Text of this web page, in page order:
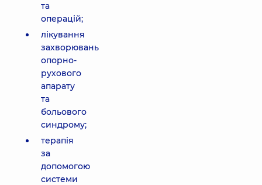
та
операцій;
лікування
захворювань
опорно-
рухового
апарату
та
больового
синдрому;
терапія
за
допомогою
системи